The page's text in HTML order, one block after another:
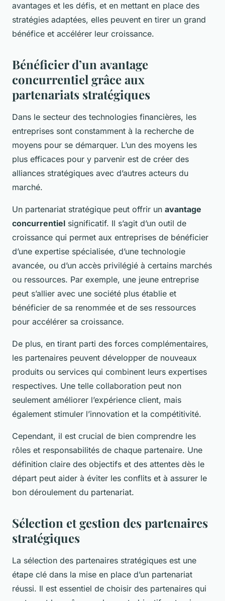
avantages et les défis, et en mettant en place des
stratégies adaptées, elles peuvent en tirer un grand
bénéfice et accélérer leur croissance.
Bénéficier d’un avantage
concurrentiel grâce aux
partenariats stratégiques
Dans le secteur des technologies financières, les
entreprises sont constamment à la recherche de
moyens pour se démarquer. L’un des moyens les
plus efficaces pour y parvenir est de créer des
alliances stratégiques avec d’autres acteurs du
marché.
Un partenariat stratégique peut offrir un avantage
concurrentiel significatif. Il s’agit d’un outil de
croissance qui permet aux entreprises de bénéficier
d’une expertise spécialisée, d’une technologie
avancée, ou d’un accès privilégié à certains marchés
ou ressources. Par exemple, une jeune entreprise
peut s’allier avec une société plus établie et
bénéficier de sa renommée et de ses ressources
pour accélérer sa croissance.
De plus, en tirant parti des forces complémentaires,
les partenaires peuvent développer de nouveaux
produits ou services qui combinent leurs expertises
respectives. Une telle collaboration peut non
seulement améliorer l’expérience client, mais
également stimuler l’innovation et la compétitivité.
Cependant, il est crucial de bien comprendre les
rôles et responsabilités de chaque partenaire. Une
définition claire des objectifs et des attentes dès le
départ peut aider à éviter les conflits et à assurer le
bon déroulement du partenariat.
Sélection et gestion des partenaires
stratégiques
La sélection des partenaires stratégiques est une
étape clé dans la mise en place d’un partenariat
réussi. Il est essentiel de choisir des partenaires qui